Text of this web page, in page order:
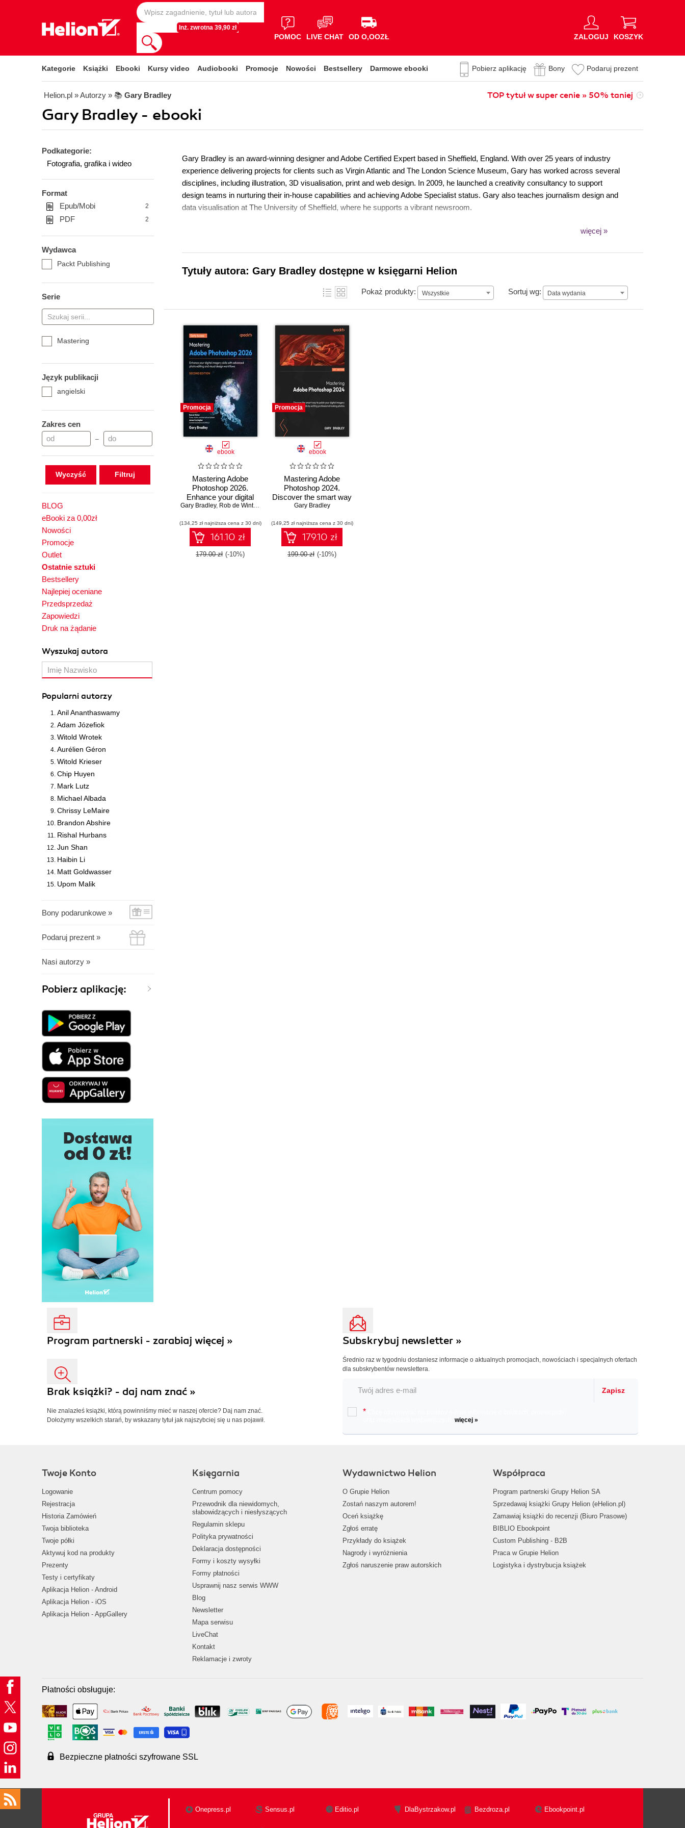
Inż. zwrotna 39,90 zł
POMOC LIVE CHAT OD O,OOZŁ ZALOGUJ KOSZYK
Kategorie Książki Ebooki Kursy video Audiobooki Promocje Nowości Bestsellery Darmowe ebooki Pobierz aplikację Bony Podaruj prezent
Helion.pl » Autorzy » 📚 Gary Bradley TOP tytuł w super cenie » 50% taniej
Gary Bradley - ebooki
Podkategorie:
Fotografia, grafika i wideo
Format
Epub/Mobi
2
PDF 2
Wydawca
Packt Publishing
Serie
Mastering
Język publikacji
angielski
Zakres cen
–
Wyczyść
BLOG
eBooki za 0,00zł
Nowości
Promocje
Outlet
Ostatnie sztuki
Bestsellery
Najlepiej oceniane
Przedsprzedaż
Zapowiedzi
Druk na żądanie
Wyszukaj autora
Popularni autorzy
Anil Ananthaswamy
Adam Józefiok
Witold Wrotek
Aurélien Géron
Witold Krieser
Chip Huyen
Mark Lutz
Michael Albada
Chrissy LeMaire
Brandon Abshire
Rishal Hurbans
Jun Shan
Haibin Li
Matt Goldwasser
Upom Malik
Bony podarunkowe »
Podaruj prezent »
Nasi autorzy »
Pobierz aplikację:
Gary Bradley is an award-winning designer and Adobe Certified Expert based in Sheffield, England. With over 25 years of industry
experience delivering projects for clients such as Virgin Atlantic and The London Science Museum, Gary has worked across several
disciplines, including illustration, 3D visualisation, print and web design. In 2009, he launched a creativity consultancy to support
design teams in nurturing their in-house capabilities and achieving Adobe Specialist status. Gary also teaches journalism design and
data visualisation at The University of Sheffield, where he supports a vibrant newsroom.
więcej »
Tytuły autora: Gary Bradley dostępne w księgarni Helion
Pokaż produkty: Wszystkie Sortuj wg: Data wydania
Data wydania
Promocja
ebook
Mastering Adobe
Photoshop 2026.
Enhance your digital
imagery skills with
and visual design
workflows - Second
Edition
Gary Bradley, Rob de Winter , James Carrington
(134,25 zł najniższa cena z 30 dni)
161.10 zł
179.00 zł (-10%)
Promocja
ebook
Mastering Adobe
Photoshop 2024.
Discover the smart way
to polish your digital
professional looking
photos
Gary Bradley
(149,25 zł najniższa cena z 30 dni)
179.10 zł
199.00 zł (-10%)
Program partnerski - zarabiaj więcej »
Brak książki? - daj nam znać »
Nie znalazłeś książki, którą powinniśmy mieć w naszej ofercie? Daj nam znać.
Dołożymy wszelkich starań, by wskazany tytuł jak najszybciej się u nas pojawił.
Subskrybuj newsletter »
Średnio raz w tygodniu dostaniesz informacje o aktualnych promocjach, nowościach i specjalnych ofertach
dla subskrybentów newslettera.
Zapisz
*
więcej »
Twoje Konto
Logowanie
Rejestracja
Historia Zamówień
Twoja biblioteka
Twoje półki
Aktywuj kod na produkty
Prezenty
Testy i certyfikaty
Aplikacja Helion - Android
Aplikacja Helion - iOS
Aplikacja Helion - AppGallery
Księgarnia
Centrum pomocy
Przewodnik dla niewidomych,
słabowidzących i niesłyszących
Regulamin sklepu
Polityka prywatności
Deklaracja dostępności
Formy i koszty wysyłki
Formy płatności
Usprawnij nasz serwis WWW
Blog
Newsletter
Mapa serwisu
LiveChat
Kontakt
Reklamacje i zwroty
Wydawnictwo Helion
O Grupie Helion
Zostań naszym autorem!
Oceń książkę
Zgłoś erratę
Przykłady do książek
Nagrody i wyróżnienia
Zgłoś naruszenie praw autorskich
Współpraca
Program partnerski Grupy Helion SA
Sprzedawaj książki Grupy Helion (eHelion.pl)
Zamawiaj książki do recenzji (Biuro Prasowe)
BIBLIO Ebookpoint
Custom Publishing - B2B
Praca w Grupie Helion
Logistyka i dystrybucja książek
Płatności obsługuje:
Bezpieczne płatności szyfrowane SSL
Onepress.pl Sensus.pl Editio.pl DlaBystrzakow.pl Bezdroza.pl Ebookpoint.pl